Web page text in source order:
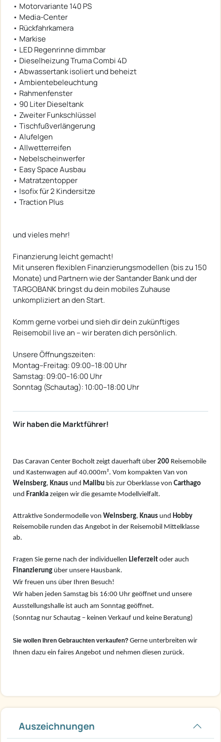
• Motorvariante 140 PS
• Media-Center
• Rückfahrkamera
• Markise
• LED Regenrinne dimmbar
• Dieselheizung Truma Combi 4D
• Abwassertank isoliert und beheizt
• Ambientebeleuchtung
• Rahmenfenster
• 90 Liter Dieseltank
• Zweiter Funkschlüssel
• Tischfußverlängerung
• Alufelgen
• Allwetterreifen
• Nebelscheinwerfer
• Easy Space Ausbau
• Matratzentopper
• Isofix für 2 Kindersitze
• Traction Plus
und vieles mehr!
Finanzierung leicht gemacht!
Mit unseren flexiblen Finanzierungsmodellen (bis zu 150
Monate) und Partnern wie der Santander Bank und der
TARGOBANK bringst du dein mobiles Zuhause
unkompliziert an den Start.
Komm gerne vorbei und sieh dir dein zukünftiges
Reisemobil live an – wir beraten dich persönlich.
Unsere Öffnungszeiten:
Montag–Freitag: 09:00–18:00 Uhr
Samstag: 09:00–16:00 Uhr
Sonntag (Schautag): 10:00–18:00 Uhr
Wir haben die Marktführer!
Das Caravan Center Bocholt zeigt dauerhaft über 200 Reisemobile
und Kastenwagen auf 40.000m². Vom kompakten Van von
Weinsberg, Knaus und Malibu bis zur Oberklasse von Carthago
und Frankia zeigen wir die gesamte Modellvielfalt.
Attraktive Sondermodelle von Weinsberg, Knaus und Hobby
Reisemobile runden das Angebot in der Reisemobil Mittelklasse
ab.
Fragen Sie gerne nach der individuellen Lieferzeit oder auch
Finanzierung über unsere Hausbank.
Wir freuen uns über Ihren Besuch!
Wir haben jeden Samstag bis 16:00 Uhr geöffnet und unsere
Ausstellungshalle ist auch am Sonntag geöffnet.
(Sonntag nur Schautag – keinen Verkauf und keine Beratung)
Sie wollen Ihren Gebrauchten verkaufen? Gerne unterbreiten wir
Ihnen dazu ein faires Angebot und nehmen diesen zurück.
Auszeichnungen